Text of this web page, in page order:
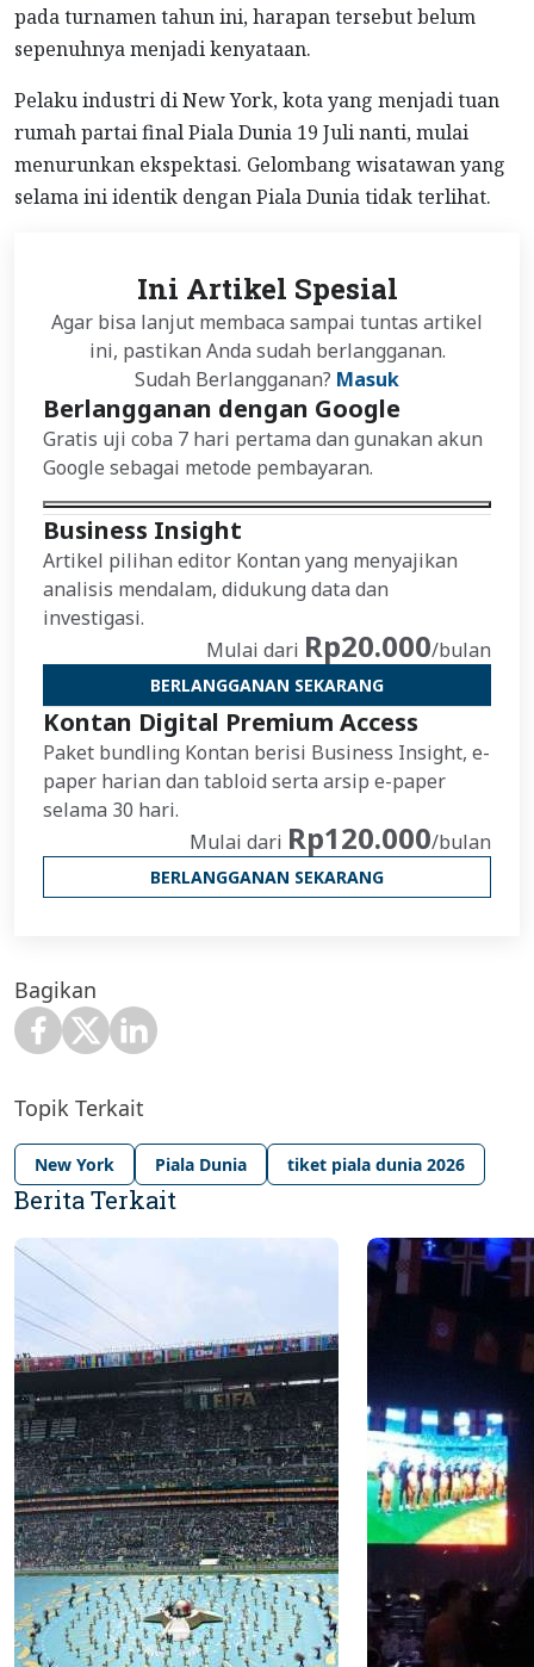
pada turnamen tahun ini, harapan tersebut belum
sepenuhnya menjadi kenyataan.
Pelaku industri di New York, kota yang menjadi tuan
rumah partai final Piala Dunia 19 Juli nanti, mulai
menurunkan ekspektasi. Gelombang wisatawan yang
selama ini identik dengan Piala Dunia tidak terlihat.
Ini Artikel Spesial
Agar bisa lanjut membaca sampai tuntas artikel
ini, pastikan Anda sudah berlangganan.
Sudah Berlangganan? Masuk
Berlangganan dengan Google
Gratis uji coba 7 hari pertama dan gunakan akun
Google sebagai metode pembayaran.
Business Insight
Artikel pilihan editor Kontan yang menyajikan
analisis mendalam, didukung data dan
investigasi.
Mulai dari Rp20.000/bulan
BERLANGGANAN SEKARANG
Kontan Digital Premium Access
Paket bundling Kontan berisi Business Insight, e-
paper harian dan tabloid serta arsip e-paper
selama 30 hari.
Mulai dari Rp120.000/bulan
BERLANGGANAN SEKARANG
Bagikan
Topik Terkait
New York Piala Dunia tiket piala dunia 2026
Berita Terkait